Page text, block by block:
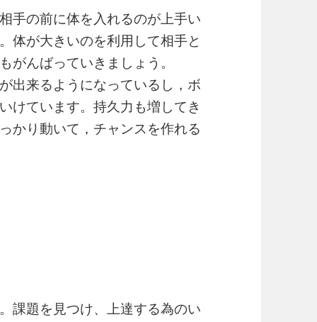
手の前に体を入れるのが上手い
体が大きいのを利用して相手と
がんばっていきましょう。
出来るようになっているし，ボ
けています。持久力も増してき
かり動いて，チャンスを作れる
課題を見つけ、上達する為のい